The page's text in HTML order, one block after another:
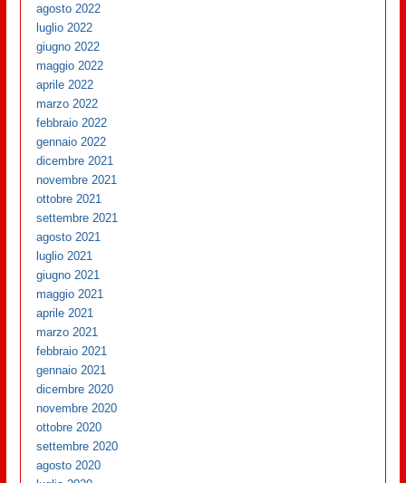
agosto 2022
luglio 2022
giugno 2022
maggio 2022
aprile 2022
marzo 2022
febbraio 2022
gennaio 2022
dicembre 2021
novembre 2021
ottobre 2021
settembre 2021
agosto 2021
luglio 2021
giugno 2021
maggio 2021
aprile 2021
marzo 2021
febbraio 2021
gennaio 2021
dicembre 2020
novembre 2020
ottobre 2020
settembre 2020
agosto 2020